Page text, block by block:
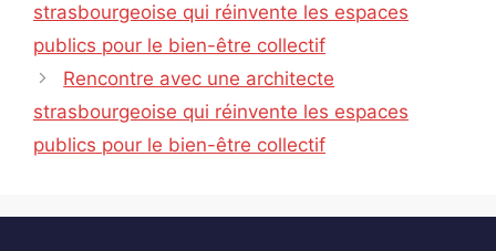
strasbourgeoise qui réinvente les espaces
publics pour le bien-être collectif
Rencontre avec une architecte
strasbourgeoise qui réinvente les espaces
publics pour le bien-être collectif